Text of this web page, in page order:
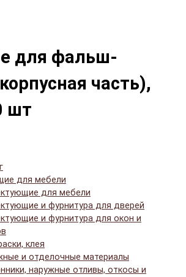
для фальш-
часть),
шт
для мебели
для мебели
и фурнитура для дверей
и фурнитура для окон и
клея
и отделочные материалы
наружные отливы, откосы и